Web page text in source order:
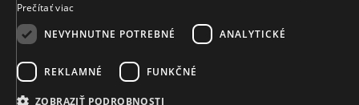
© MIKUŠ DIAMONDS, A.S. 2026. VŠETKY PRÁVA VYHRADENÉ.
Prečítať viac
NEVYHNUTNE POTREBNÉ
ANALYTICKÉ
REKLAMNÉ FUNKČNÉ
ZOBRAZIŤ PODROBNOSTI